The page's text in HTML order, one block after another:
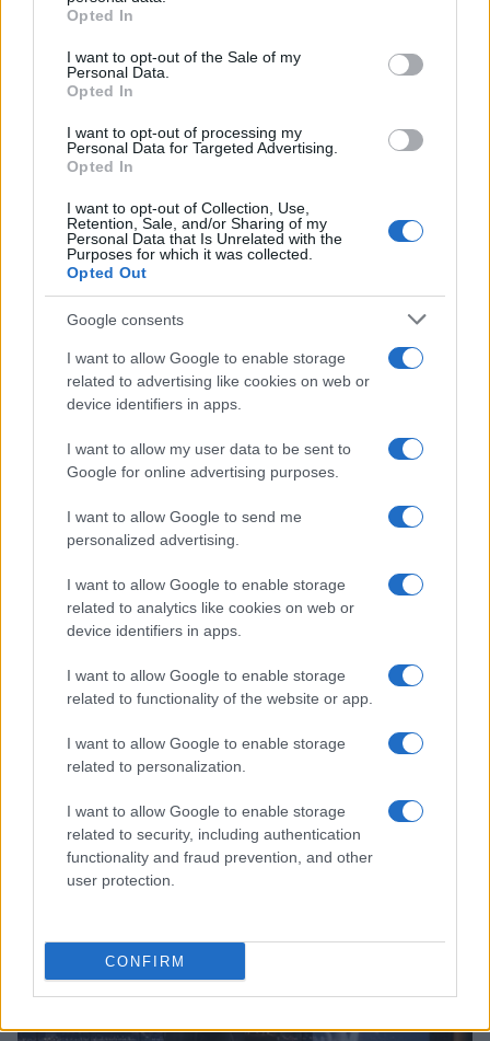
grant or deny consent to Google and its third-party tags to
use your data for below specified purposes in below Google
consent section.
Opted In
I want to opt-out of the Sale of my
Personal Data.
Opted In
I want to opt-out of processing my
Personal Data for Targeted Advertising.
Opted In
I want to opt-out of Collection, Use,
Retention, Sale, and/or Sharing of my
Personal Data that Is Unrelated with the
Purposes for which it was collected.
Opted Out
Google consents
I want to allow Google to enable storage
related to advertising like cookies on web or
device identifiers in apps.
I want to allow my user data to be sent to
Google for online advertising purposes.
I want to allow Google to send me
personalized advertising.
I want to allow Google to enable storage
related to analytics like cookies on web or
device identifiers in apps.
I want to allow Google to enable storage
related to functionality of the website or app.
I want to allow Google to enable storage
related to personalization.
I want to allow Google to enable storage
related to security, including authentication
functionality and fraud prevention, and other
user protection.
CONFIRM
FINANZA
Come il settore tech influisce sui titoli di Stato e le strategie per
Francesca Spadaro · 9 Ago 2026
Senato Usa approva maxi-pacchetto di sanzioni a Mosca e
Teheran